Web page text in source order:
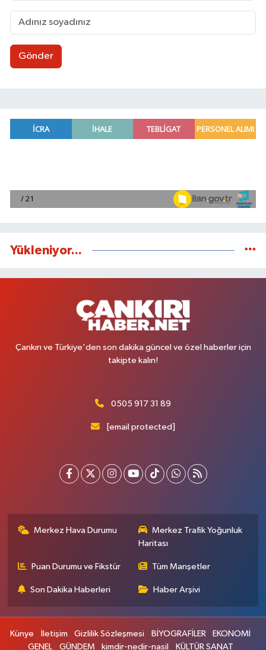
Gönder
Yükleniyor...
Çankırı ve Türkiye'den son dakika güncel ve özel haberler için
takipte kalın!
0505 917 31 89
[email protected]
Merkez Hava Durumu
Merkez Trafik Yoğunluk
Haritası
Puan Durumu ve Fikstür Tüm Manşetler
Son Dakika Haberleri Haber Arşivi
Künye İletişim Gizlilik Sözleşmesi BİYOGRAFİLER
EKONOMİ
GENEL
GÜNDEM kimdir-nedir-nasil KÜLTÜR SANAT